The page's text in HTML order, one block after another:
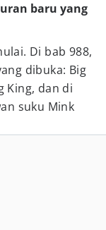
baru yang
Di bab 988,
dibuka: Big
King, dan di
suku Mink